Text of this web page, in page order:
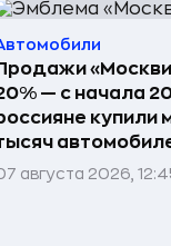
— с начала
купили
августа 2026,